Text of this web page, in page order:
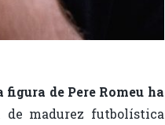
figura de Pere Romeu ha
madurez futbolística